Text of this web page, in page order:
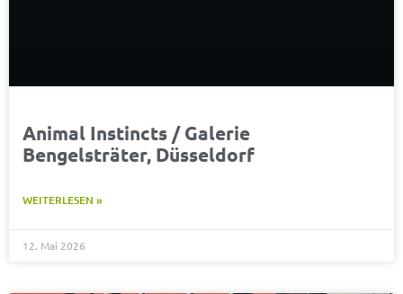
Animal Instincts / Galerie
Bengelsträter, Düsseldorf
WEITERLESEN »
12. Mai 2026